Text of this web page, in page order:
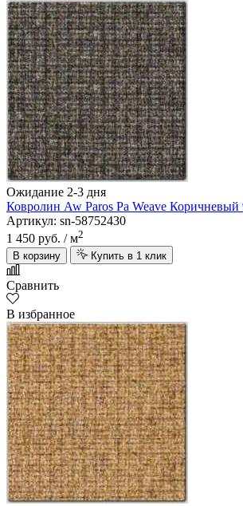
Ожидание 2-3 дня
Ковролин Aw Paros Pa Weave Коричневый
Артикул: sn-58752430
1 450 руб. / м2
В корзину
Купить в 1 клик
Сравнить
В избранное